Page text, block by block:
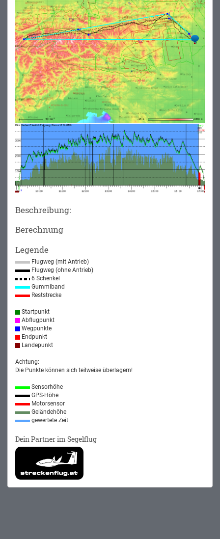
Beschreibung:
Berechnung
Legende
Flugweg (mit Antrieb)
Flugweg (ohne Antrieb)
6 Schenkel
Gummiband
Reststrecke
Startpunkt
Abflugpunkt
Wegpunkte
Endpunkt
Landepunkt
Achtung:
Die Punkte können sich teilweise überlagern!
Sensorhöhe
GPS-Höhe
Motorsensor
Geländehöhe
gewertete Zeit
Dein Partner im Segelflug